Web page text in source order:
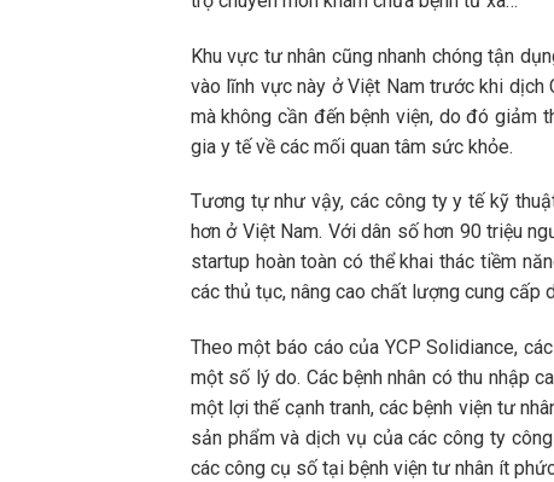
Khu vực tư nhân cũng nhanh chóng tận
vào lĩnh vực này ở Việt Nam trước khi
mà không cần đến bệnh viện, do đó giảm
gia y tế về các mối quan tâm sức khỏe.
Tương tự như vậy, các công ty y tế kỹ
hơn ở Việt Nam. Với dân số hơn 90 triệu
startup hoàn toàn có thể khai thác tiềm
các thủ tục, nâng cao chất lượng cung cấp
Theo một báo cáo của YCP Solidiance,
một số lý do. Các bệnh nhân có thu nhập
một lợi thế cạnh tranh, các bệnh viện tư
sản phẩm và dịch vụ của các công ty
các công cụ số tại bệnh viện tư nhân ít